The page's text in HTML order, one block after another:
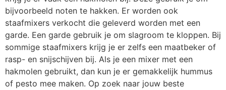
bijvoorbeeld noten te hakken. Er worden ook
staafmixers verkocht die geleverd worden met een
garde. Een garde gebruik je om slagroom te kloppen. Bij
sommige staafmixers krijg je er zelfs een maatbeker of
rasp- en snijschijven bij. Als je een mixer met een
hakmolen gebruikt, dan kun je er gemakkelijk hummus
of pesto mee maken. Op zoek naar jouw beste